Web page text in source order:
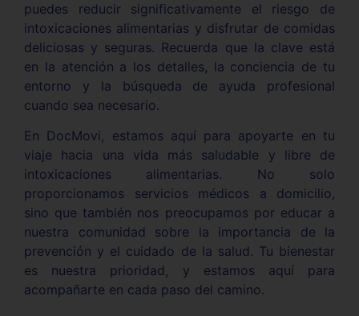
puedes reducir significativamente el riesgo de
intoxicaciones alimentarias y disfrutar de comidas
deliciosas y seguras. Recuerda que la clave está
en la atención a los detalles, la conciencia de tu
entorno y la búsqueda de ayuda profesional
cuando sea necesario.
En DocMovi, estamos aquí para apoyarte en tu
viaje hacia una vida más saludable y libre de
intoxicaciones alimentarias. No solo
proporcionamos servicios médicos a domicilio,
sino que también nos preocupamos por educar a
nuestra comunidad sobre la importancia de la
prevención y el cuidado de la salud. Tu bienestar
es nuestra prioridad, y estamos aquí para
acompañarte en cada paso del camino.